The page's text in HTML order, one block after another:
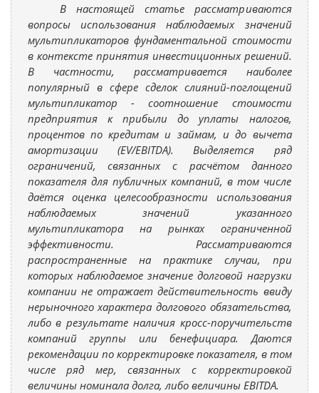
В настоящей статье рассматриваются
вопросы использования наблюдаемых значений
мультипликаторов фундаментальной стоимости
в контексте принятия инвестиционных решений.
В частности, рассматривается наиболее
популярный в сфере сделок слияний-поглощений
мультипликатор - соотношение стоимости
предприятия к прибыли до уплаты налогов,
процентов по кредитам и займам, и до вычета
амортизации (EV/EBITDA). Выделяется ряд
ограничений, связанных с расчётом данного
показателя для публичных компаний, в том числе
даётся оценка целесообразности использования
наблюдаемых значений указанного
мультипликатора на рынках ограниченной
эффективности. Рассматриваются
распространенные на практике случаи, при
которых наблюдаемое значение долговой нагрузки
компании не отражает действительность ввиду
нерыночного характера долгового обязательства,
либо в результате наличия кросс-поручительств
компаний группы или бенефициара. Даются
рекомендации по корректировке показателя, в том
числе ряд мер, связанных с корректировкой
величины номинала долга, либо величины EBITDA.